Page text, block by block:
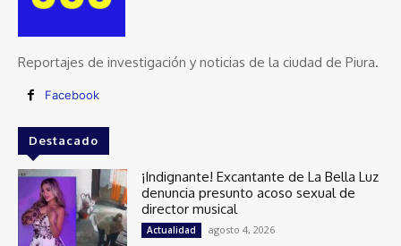
Reportajes de investigación y noticias de la ciudad de Piura.
Facebook
Destacado
¡Indignante! Excantante de La Bella Luz
denuncia presunto acoso sexual de
director musical
Actualidad agosto 4, 2026